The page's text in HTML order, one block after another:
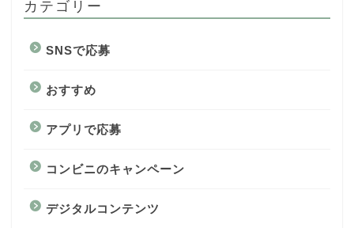
カテゴリー
SNSで応募
おすすめ
アプリで応募
コンビニのキャンペーン
デジタルコンテンツ